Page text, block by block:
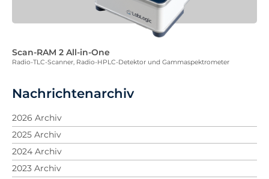
Scan-RAM 2 All-in-One
Radio-TLC-Scanner, Radio-HPLC-Detektor und Gammaspektrometer
Nachrichtenarchiv
2026 Archiv
2025 Archiv
2024 Archiv
2023 Archiv